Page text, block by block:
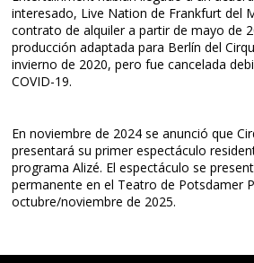
interesado, Live Nation de Frankfurt del
contrato de alquiler a partir de mayo de
producción adaptada para Berlín del
invierno de 2020, pero fue cancelada
COVID-19.
En noviembre de 2024 se anunció que
presentará su primer espectáculo
programa Alizé. El espectáculo se
permanente en el Teatro de Potsdamer
octubre/noviembre de 2025.